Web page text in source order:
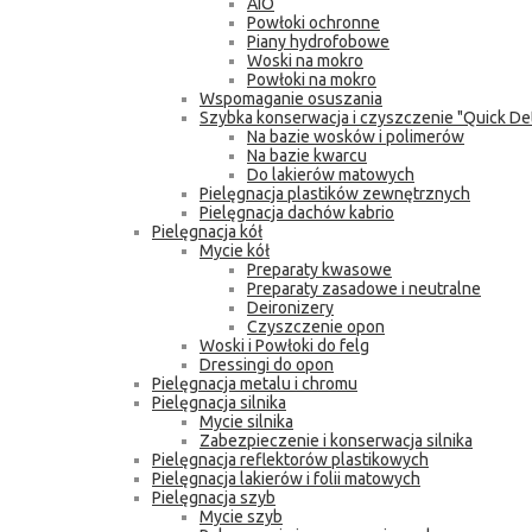
Powłoki ochronne
Piany hydrofobowe
Woski na mokro
Powłoki na mokro
Wspomaganie osuszania
Szybka konserwacja i czyszczenie "Quick
Na bazie wosków i polimerów
Na bazie kwarcu
Do lakierów matowych
Pielęgnacja plastików zewnętrznych
Pielęgnacja dachów kabrio
Pielęgnacja kół
Mycie kół
Preparaty kwasowe
Preparaty zasadowe i neutralne
Deironizery
Czyszczenie opon
Woski i Powłoki do felg
Dressingi do opon
Pielęgnacja metalu i chromu
Pielęgnacja silnika
Mycie silnika
Zabezpieczenie i konserwacja silnika
Pielęgnacja reflektorów plastikowych
Pielęgnacja lakierów i folii matowych
Pielęgnacja szyb
Mycie szyb